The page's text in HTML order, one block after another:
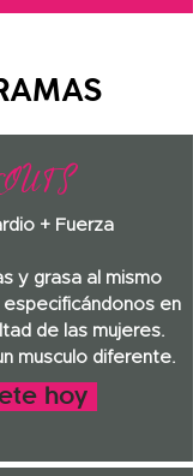
+ Fuerza
y grasa al mismo
en
de las mujeres.
musculo diferente.
hoy